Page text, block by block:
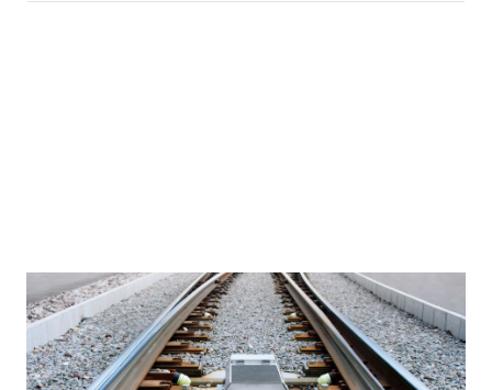
Mit mehr als 3.600 Einbauten in 30 verschiedenen
Ländern unterschiedlichster Klimazonen ist der
elektrohydraulische Weichenantrieb UNISTAR HR für